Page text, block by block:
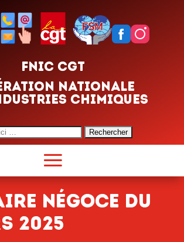
FNIC CGT
NATIONALE
CHIMIQUES
NÉGOCE DU
2025